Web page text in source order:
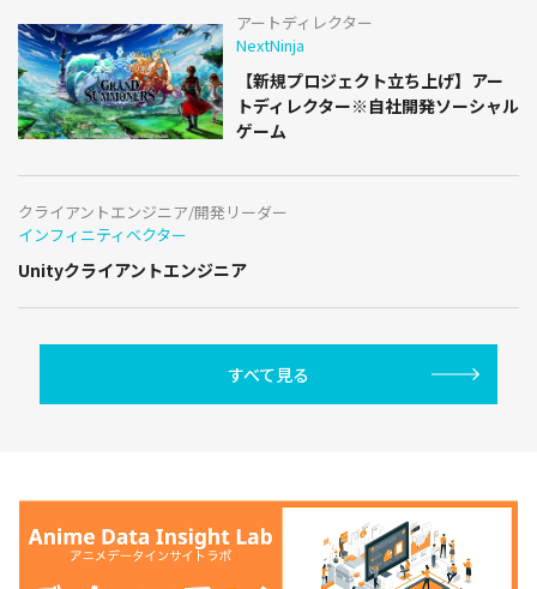
アートディレクター
NextNinja
【新規プロジェクト立ち上げ】アー
トディレクター※自社開発ソーシャル
ゲーム
クライアントエンジニア/開発リーダー
インフィニティベクター
Unityクライアントエンジニア
すべて見る